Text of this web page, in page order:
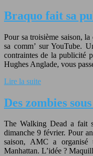
Braquo fait sa
Pour sa troisième saison,
sa comm’ sur YouTube.
contraintes de la publicité
Hughes Anglade, vous
Lire la suite
Des zombies
The Walking Dead a fait
dimanche 9 février. Pour
saison, AMC a organisé
Manhattan. L’idée ?